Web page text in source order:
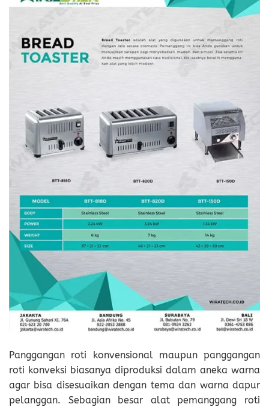
Panggangan roti konvensional maupun panggangan
roti konveksi biasanya diproduksi dalam aneka warna
agar bisa disesuaikan dengan tema dan warna dapur
pelanggan. Sebagian besar alat pemanggang roti